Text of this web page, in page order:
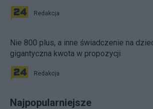
Redakcja
Nie 800 plus, a inne świadczenie na
gigantyczna kwota w propozycji
Redakcja
Najpopularniejsze